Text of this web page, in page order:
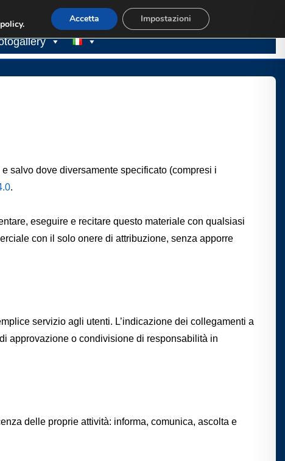
Biblioteca Concorsi Link utili
Contatti
salvo dove diversamente specificato (compresi i
.
eseguire e recitare questo materiale con qualsiasi
con il solo onere di attribuzione, senza apporre
servizio agli utenti. L’indicazione dei collegamenti a
approvazione o condivisione di responsabilità in
delle proprie attività: informa, comunica, ascolta e
Accetta Impostazioni